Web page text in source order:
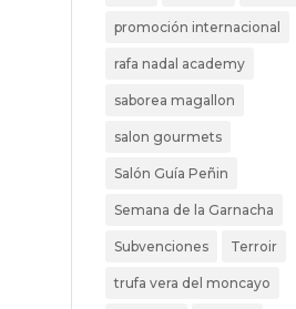
promoción internacional
rafa nadal academy
saborea magallon
salon gourmets
Salón Guía Peñin
Semana de la Garnacha
Subvenciones Terroir
trufa vera del moncayo